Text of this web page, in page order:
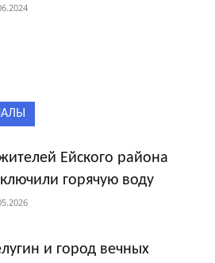
Ейского района
горячую воду
и город вечных